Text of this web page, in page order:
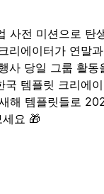
사전 미션으로 탄
리에이터가 연말
사 당일 그룹 활동
국 템플릿 크리에
해 템플릿들로
요 🎁